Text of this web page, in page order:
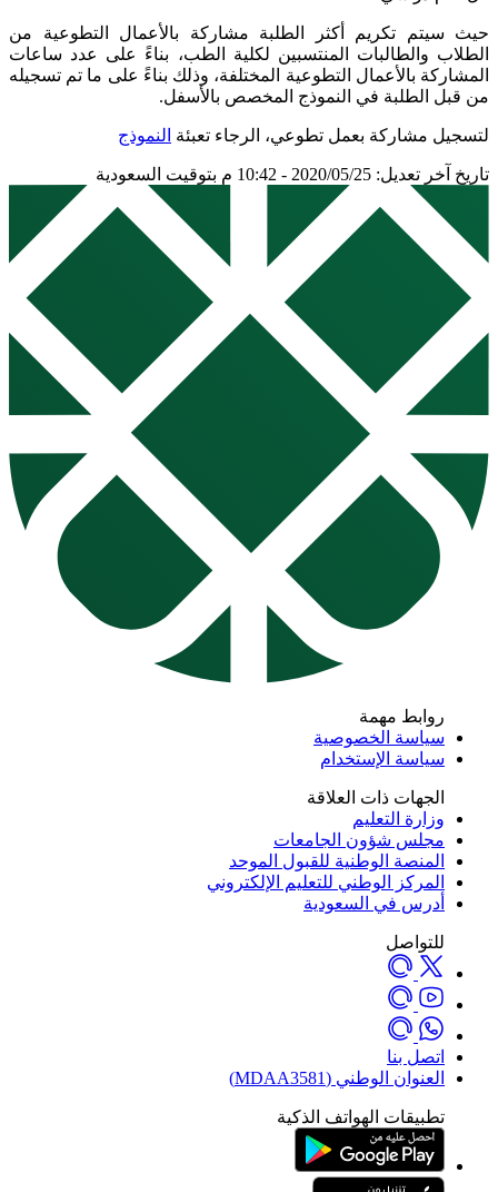
حيث سيتم تكريم أكثر الطلبة مشاركة بالأعمال التطوعية من
الطلاب والطالبات المنتسبين لكلية الطب، بناءً على عدد ساعات
المشاركة بالأعمال التطوعية المختلفة، وذلك بناءً على ما تم تسجيله
من قبل الطلبة في النموذج المخصص بالأسفل.
لتسجيل مشاركة بعمل تطوعي، الرجاء تعبئة النموذج
تاريخ آخر تعديل: 2020/05/25 - 10:42 م بتوقيت السعودية
روابط مهمة
سياسة الخصوصية
سياسة الإستخدام
الجهات ذات العلاقة
وزارة التعليم
مجلس شؤون الجامعات
المنصة الوطنية للقبول الموحد
المركز الوطني للتعليم الإلكتروني
أدرس في السعودية
للتواصل
اتصل بنا
العنوان الوطني (MDAA3581)
تطبيقات الهواتف الذكية